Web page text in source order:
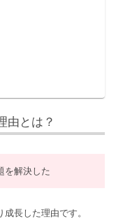
由とは？
を解決した
長した理由です。